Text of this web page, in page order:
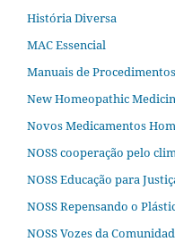
História Diversa
MAC Essencial
Manuais de
New Homeopathic
Novos Medicamentos
NOSS cooperação pelo
NOSS Educação para
NOSS Repensando o
NOSS Vozes da